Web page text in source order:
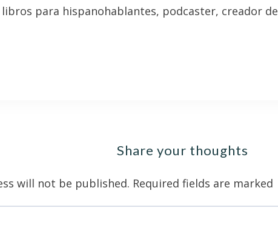
para hispanohablantes, podcaster, creador de
Share your thoughts
will not be published. Required fields are marked